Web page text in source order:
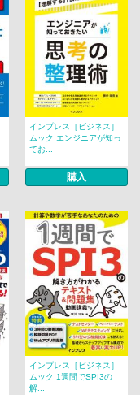
インプレス［ビジネス］
ムック エンジニアが知っ
てお...
購入
インプレス［ビジネス］
ムック 1週間でSPI3の
解...